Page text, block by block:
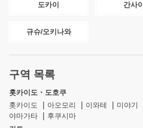
도카이 간사이
규슈/오키나와
구역 목록
홋카이도・도호쿠
홋카이도
아오모리 이와테 미야기
야마가타
후쿠시마